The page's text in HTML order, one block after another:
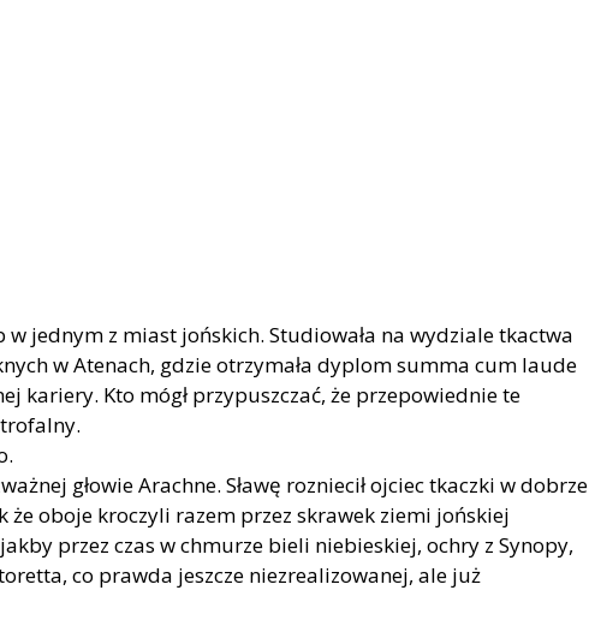
w jednym z miast jońskich. Studiowała na wydziale tkactwa
w Atenach, gdzie otrzymała dyplom summa cum laude
kariery. Kto mógł przypuszczać, że przepowiednie te
głowie Arachne. Sławę rozniecił ojciec tkaczki w dobrze
że oboje kroczyli razem przez skrawek ziemi jońskiej
przez czas w chmurze bieli niebieskiej, ochry z Synopy,
co prawda jeszcze niezrealizowanej, ale już